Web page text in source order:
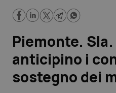
Regioni e Asl
Lavoro e Professioni
Scienza e Farmaci
Studi e Analisi
Piemonte.
anticipino i
sostegno dei